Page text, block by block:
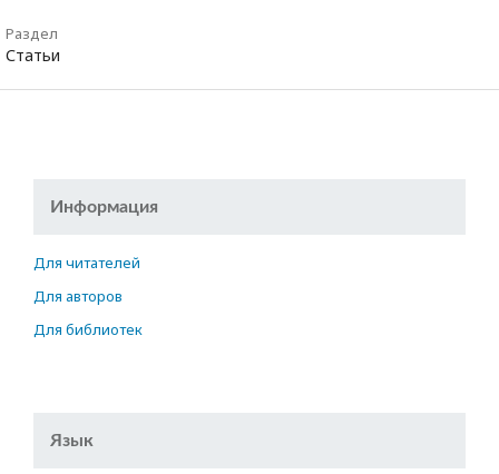
Раздел
Статьи
Информация
Для читателей
Для авторов
Для библиотек
Язык